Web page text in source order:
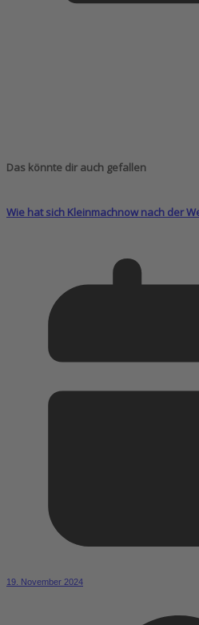
Das könnte dir auch gefallen
Wie hat sich Kleinmachnow nach der
19. November 2024